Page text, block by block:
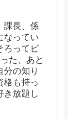
課長、係
なってい
ろってビ
た、あと
分の知り
格も持っ
き放題し